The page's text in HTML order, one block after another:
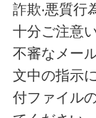
詐欺‧悪質行
十分ご注意
不審なメー
文中の指示
付ファイル